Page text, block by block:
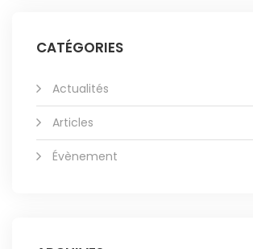
CATÉGORIES
Actualités
Articles
Évènement